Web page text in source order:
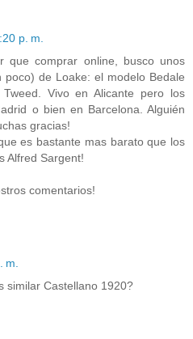
p. m.
que comprar online, busco unos
poco) de Loake: el modelo Bedale
Vivo en Alicante pero los
o bien en Barcelona. Alguién
gracias!
es bastante mas barato que los
Alfred Sargent!
comentarios!
m.
similar Castellano 1920?